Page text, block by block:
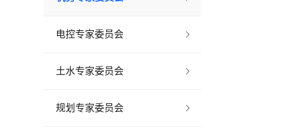
电控专家委员会
土水专家委员会
规划专家委员会